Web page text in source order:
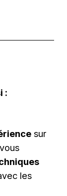
:
sur
les